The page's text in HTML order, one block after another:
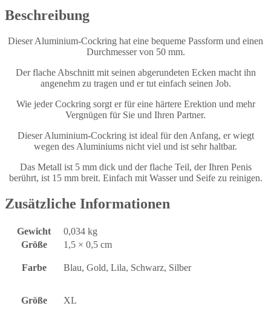
Beschreibung
Dieser Aluminium-Cockring hat eine bequeme Passform und einen
Durchmesser von 50 mm.
Der flache Abschnitt mit seinen abgerundeten Ecken macht ihn
angenehm zu tragen und er tut einfach seinen Job.
Wie jeder Cockring sorgt er für eine härtere Erektion und mehr
Vergnügen für Sie und Ihren Partner.
Dieser Aluminium-Cockring ist ideal für den Anfang, er wiegt
wegen des Aluminiums nicht viel und ist sehr haltbar.
Das Metall ist 5 mm dick und der flache Teil, der Ihren Penis
berührt, ist 15 mm breit. Einfach mit Wasser und Seife zu reinigen.
Zusätzliche Informationen
Gewicht
0,034 kg
Größe
1,5 × 0,5 cm
Farbe Blau, Gold, Lila, Schwarz, Silber
Größe XL